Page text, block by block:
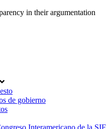
in their argumentation
de gobierno
Interamericano de la SIF